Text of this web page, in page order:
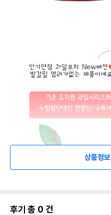
상품정보
후기 총 0 건